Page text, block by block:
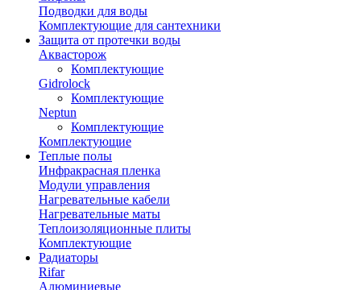
Подводки для воды
Комплектующие для сантехники
Защита от протечки воды
Аквасторож
Комплектующие
Gidrolock
Комплектующие
Neptun
Комплектующие
Комплектующие
Теплые полы
Инфракрасная пленка
Модули управления
Нагревательные кабели
Нагревательные маты
Теплоизоляционные плиты
Комплектующие
Радиаторы
Rifar
Алюминиевые